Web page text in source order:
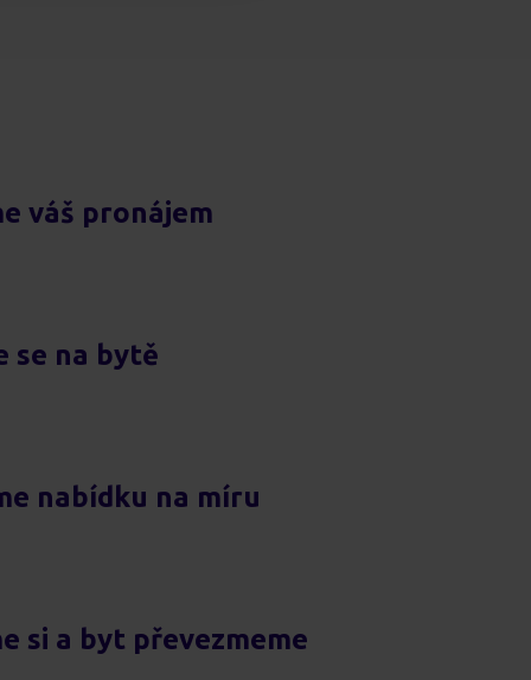
váš pronájem
se na bytě
nabídku na míru
si a byt převezmeme